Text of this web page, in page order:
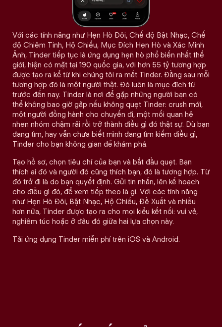
Với các tính năng như Hẹn Hò Đôi, Chế độ Bật Nhạc, Chế
độ Chiêm Tinh, Hộ Chiếu, Mục Đích Hẹn Hò và Xác Minh
Ảnh, Tinder tiếp tục là ứng dụng hẹn hò phổ biến nhất thế
giới, hiện có mặt tại 190 quốc gia, với hơn 55 tỷ tương hợp
được tạo ra kể từ khi chúng tôi ra mắt Tinder. Đằng sau mỗi
tương hợp đó là một người thật. Đó luôn là mục đích từ
trước đến nay. Tinder là nơi để gặp những người bạn có
thể không bao giờ gặp nếu không quẹt Tinder: crush mới,
một người đồng hành cho chuyến đi, một mối quan hệ
nhen nhóm chậm rãi rồi trở thành điều gì đó thật sự. Dù bạn
đang tìm, hay vẫn chưa biết mình đang tìm kiếm điều gì,
Tinder cho bạn không gian để khám phá.
Tạo hồ sơ, chọn tiêu chí của bạn và bắt đầu quẹt. Bạn
thích ai đó và người đó cũng thích bạn, đó là tương hợp. Từ
đó trở đi là do bạn quyết định. Gửi tin nhắn, lên kế hoạch
cho điều gì đó, để xem tiếp theo là gì. Với các tính năng
như Hẹn Hò Đôi, Bật Nhạc, Hộ Chiếu, Đề Xuất và nhiều
hơn nữa, Tinder được tạo ra cho mọi kiểu kết nối: vui vẻ,
nghiêm túc hoặc ở đâu đó giữa hai lựa chọn này.
Tải ứng dụng Tinder miễn phí trên iOS và Android.